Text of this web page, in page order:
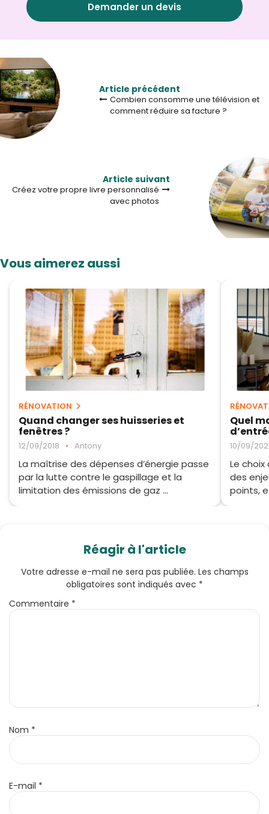
Demander un devis
Article précédent
Combien consomme une télévision et
comment réduire sa facture ?
Article suivant
Créez votre propre livre personnalisé
avec photos
Vous aimerez aussi
RÉNOVATION
Quand changer ses huisseries et
fenêtres ?
12/09/2018 • Antony
La maîtrise des dépenses d’énergie passe
par la lutte contre le gaspillage et la
limitation des émissions de gaz ...
Quel
10/09/
Le
des
points,
Réagir à l'article
Votre adresse e-mail ne sera pas publiée. Les champs
obligatoires sont indiqués avec *
Commentaire *
Nom *
E-mail *